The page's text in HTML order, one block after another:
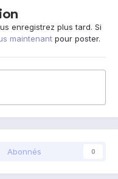
enregistrez plus tard. Si
maintenant pour poster.
Abonnés 0